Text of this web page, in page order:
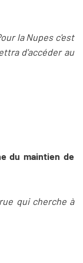
la Nupes c'est
d'accéder au
du maintien de
qui cherche à